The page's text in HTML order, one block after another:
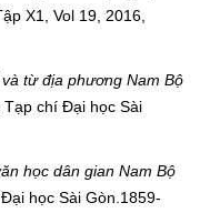
X1, Vol 19, 2016,
từ địa phương Nam Bộ
Tạp chí Đại học Sài
học dân gian Nam Bộ
học Sài Gòn.1859-